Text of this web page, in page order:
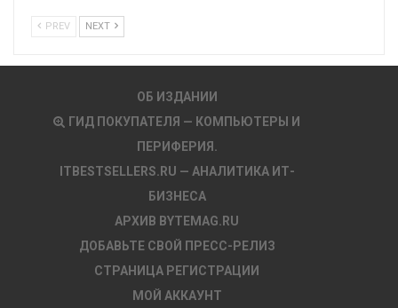
PREV NEXT
ОБ ИЗДАНИИ
ГИД ПОКУПАТЕЛЯ — КОМПЬЮТЕРЫ И
ПЕРИФЕРИЯ.
ITBESTSELLERS.RU — АНАЛИТИКА ИТ-
БИЗНЕСА
АРХИВ BYTEMAG.RU
ДОБАВЬТЕ СВОЙ ПРЕСС-РЕЛИЗ
СТРАНИЦА РЕГИСТРАЦИИ
МОЙ АККАУНТ